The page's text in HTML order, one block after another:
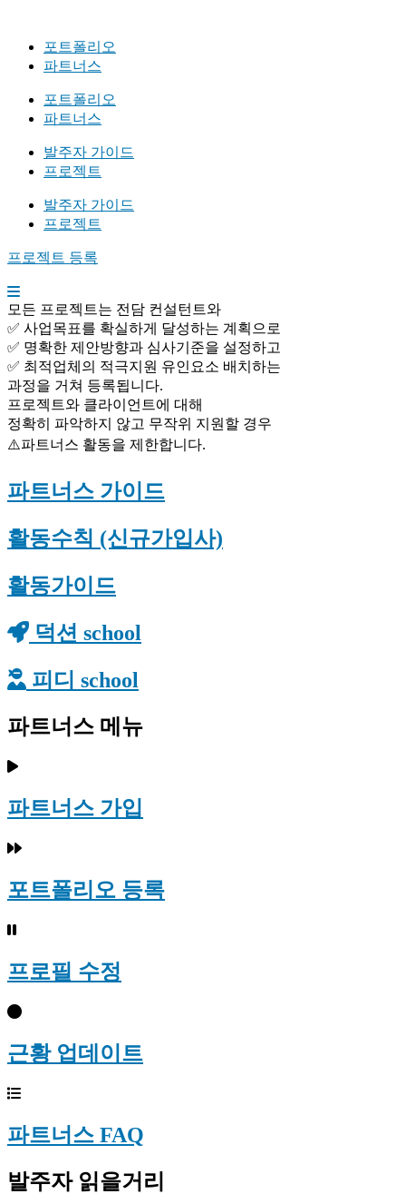
포트폴리오
파트너스
포트폴리오
파트너스
발주자 가이드
프로젝트
발주자 가이드
프로젝트
프로젝트 등록
모든 프로젝트는 전담 컨설턴트와
✅ 사업목표를 확실하게 달성하는 계획으로
✅ 명확한 제안방향과 심사기준을 설정하고
✅ 최적업체의 적극지원 유인요소 배치하는
과정을 거쳐 등록됩니다.
프로젝트와 클라이언트에 대해
정확히 파악하지 않고 무작위 지원할 경우
⚠️파트너스 활동을 제한합니다.
파트너스 가이드
활동수칙 (신규가입사)
활동가이드
덕션 school
피디 school
파트너스 메뉴
파트너스 가입
포트폴리오 등록
프로필 수정
근황 업데이트
파트너스 FAQ
발주자 읽을거리